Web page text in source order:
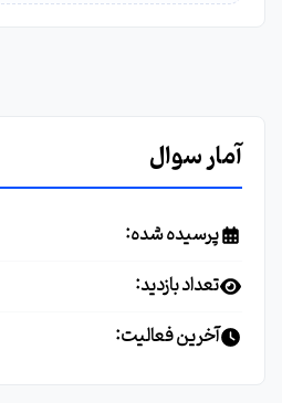
آمار سوال
پرسیده شده:
تعداد بازدید:
آخرین فعالیت: